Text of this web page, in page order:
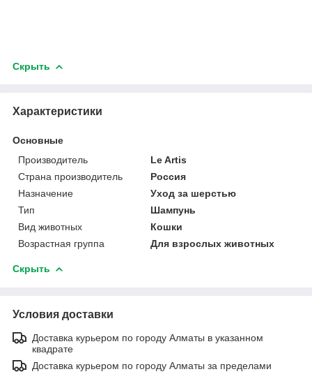
Скрыть
Характеристики
Основные
Производитель
Le Artis
Страна производитель
Россия
Назначение
Уход за шерстью
Тип
Шампунь
Вид животных
Кошки
Возрастная группа
Для взрослых животных
Скрыть
Условия доставки
Доставка курьером по городу Алматы в указанном
квадрате
Доставка курьером по городу Алматы за пределами